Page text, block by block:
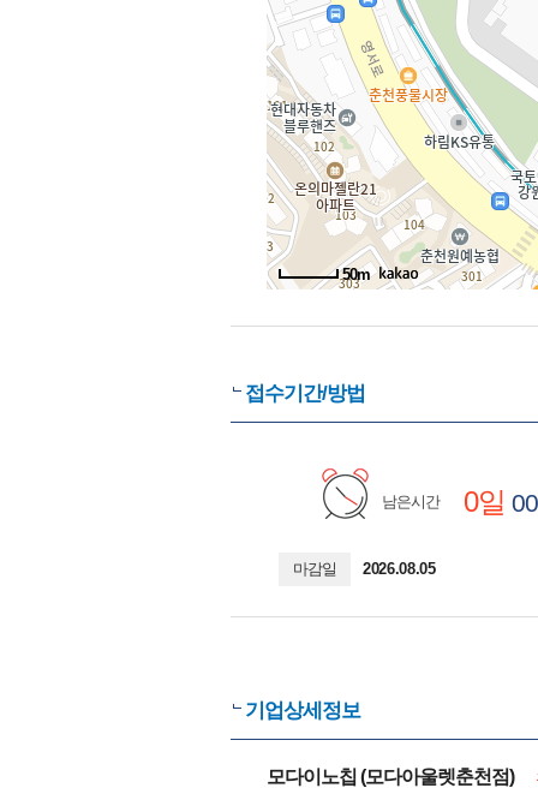
50m
접수기간/방법
남은시간 0일
마감일 2026.08.05
기업상세정보
모다이노칩 (모다아울렛춘천점)